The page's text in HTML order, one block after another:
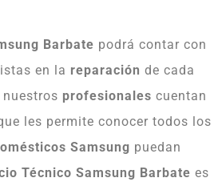
Barbate podrá contar con
en la reparación de cada
nuestros profesionales cuentan
les permite conocer todos los
Samsung puedan
Técnico Samsung Barbate es